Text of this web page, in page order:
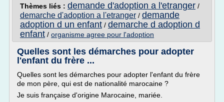
Thèmes liés : demande d'adoption a l'etranger /
demarche d'adoption a l'etranger / demande
adoption d un enfant / demarche d adoption d
enfant / organisme agree pour l'adoption
Quelles sont les démarches pour adopter
l'enfant du frère ...
Quelles sont les démarches pour adopter l'enfant du frère
de mon père, qui est de nationalité marocaine ?
Je suis française d'origine Marocaine, mariée.